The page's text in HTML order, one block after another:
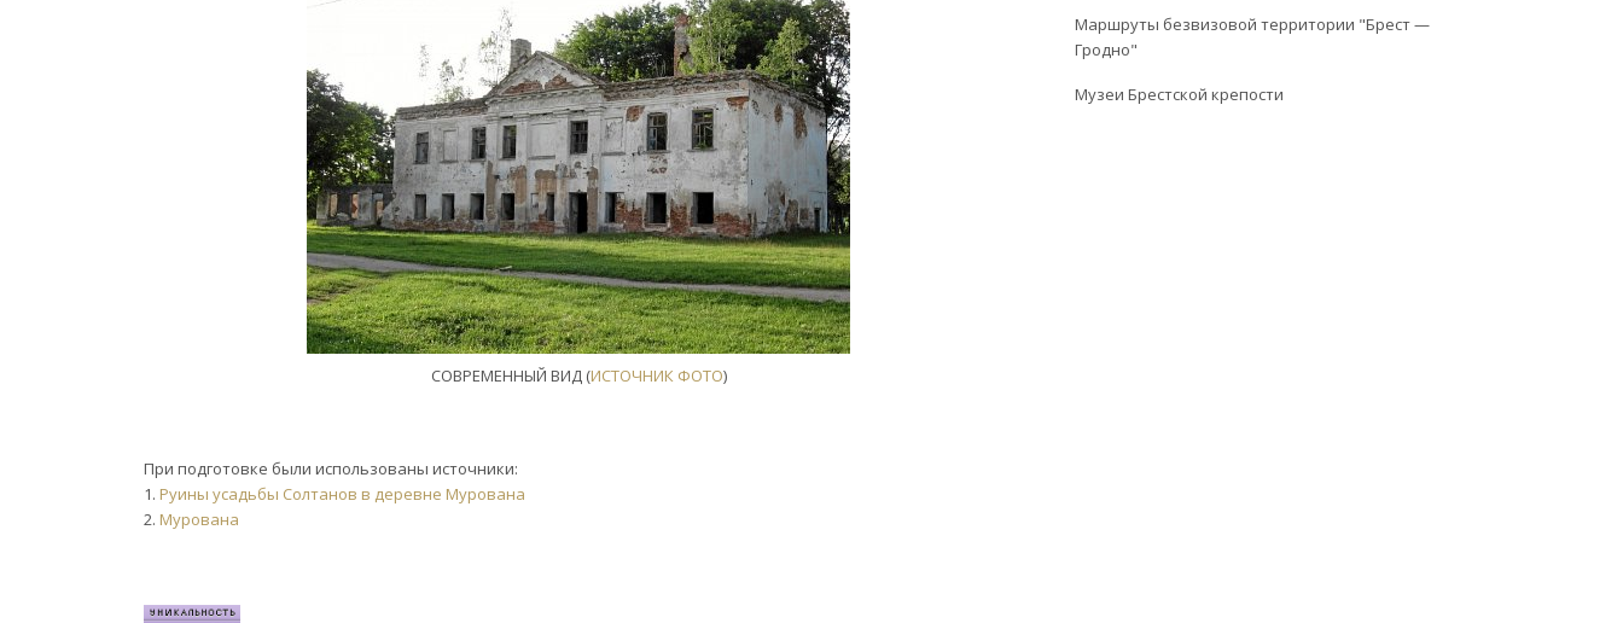
СОВРЕМЕННЫЙ ВИД (ИСТОЧНИК ФОТО)
При подготовке были использованы источники:
1. Руины усадьбы Солтанов в деревне Мурована
2. Мурована
Маршруты безвизовой территории "Брест —
Гродно"
Музеи Брестской крепости